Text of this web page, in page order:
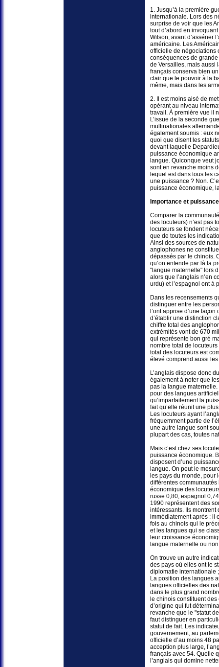
1. Jusqu’à la première
internationale. Lors des
surprise de voir que les
tout d’abord en
Wilson, avant d’asséner
américaine. Les
officielle de négociations
conséquences de
de Versailles, mais aussi
français conserva bien
clair que le pouvoir à la
même, mais dans les
2. Il est moins aisé de
opérant au niveau
travail. À première vue il
L’issue de la seconde
multinationales
également soumis : eux
quoi que disent les
devant laquelle
puissance économique
langue. Quiconque veut
sont en revanche moins
lequel est dans tous les
une puissance ? Non.
puissance économique,
Importance et
Comparer la
des locuteurs) n’est pas
locuteurs se fondent
que de toutes les
Ainsi des sources de
anglophones ne
dépassés par le chinois.
qu’on entende par là la
"langue maternelle" lors
alors que l’anglais n’en
urdu) et l’espagnol ont à
Dans les recensements
distinguer entre les
l’ont apprise d’une
d’établir une distinction
chiffre total des
extrémités vont de 670
qui représente bon gré
nombre total de
total des locuteurs est
élevé comprend aussi
L’anglais dispose donc
également à noter que
pas la langue
pour des langues
qu’imparfaitement la
fait qu’elle réunit une
Les locuteurs ayant
fréquemment partie de
une autre langue sont
plupart des cas, toutes
Mais c’est chez ses
puissance économique.
disposent d’une
langue. On peut le
les pays du monde,
différentes
économique des
russe 0,80, espagnol
1990 représentent des
intéressants. Ils montrent
immédiatement après : il
fois au chinois qui le
et les langues qui se
leur croissance
langue maternelle ou
On trouve un autre
des pays où elles ont le
diplomatie internationale
La position des langues
langues officielles des
dans le plus grand
le chinois constituent
d’origine qui fut
revanche que le "statut
faut distinguer en
statut de fait. Les
gouvernement, au
officielle d’au moins 48
acception plus large,
français avec 54. Quelle
l’anglais qui domine